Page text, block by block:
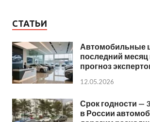
СТАТЬИ
Автомобильные
последний
прогноз
12.05.2026
Срок годности —
в России